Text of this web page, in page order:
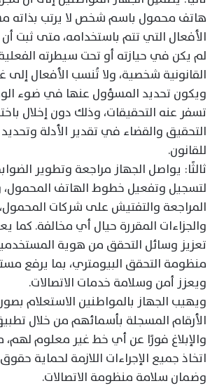
هاتف محمول باسم شخص لا يرتب بذاته
الأفعال التي تتم باستخدامه، متى ثبت
لم يكن في حيازته أو تحت سيطرته
القانونية شخصية، ولا تُنسب الأفعال إلى
ويكون تحديد المسؤول عنها في ضوء
تسفر عنه التحقيقات، وذلك دون إخلال
التحقيق والقضاء في تقدير الأدلة
للقانون.
ثالثًا: يواصل الجهاز مراجعة وتطوير
لتسجيل وتفعيل خطوط الهاتف المحمول،
المراجعة والتفتيش على شركات المحمول،
والجزاءات المقررة حيال أي مخالفة. كما
تعزيز وسائل التحقق من هوية
منظومة التحقق البيومتري، بما يرفع
ويعزز أمن وسلامة خدمات الاتصالات.
ويهيب الجهاز بالمواطنين الاستعلام
والإبلاغ فورًا عن أي خط غير معلوم لهم،
اتخاذ جميع الإجراءات اللازمة لحماية
وضمان سلامة منظومة الاتصالات.